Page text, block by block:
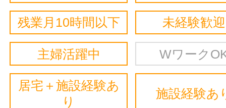
残業月10時間以下 未経験歓迎
主婦活躍中 Wワーク
居宅＋施設経験あ
り
施設経験あ